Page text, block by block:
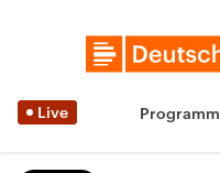
Live Programm